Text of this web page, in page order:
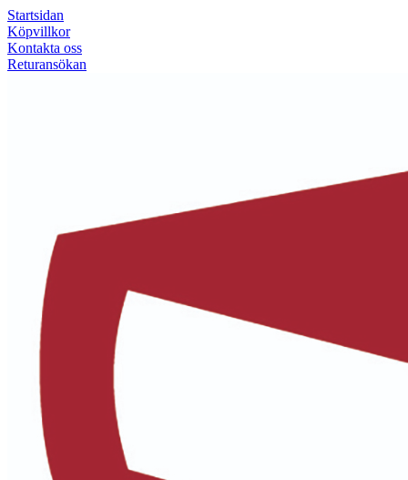
Startsidan
Köpvillkor
Kontakta oss
Returansökan